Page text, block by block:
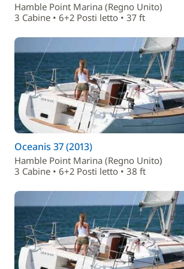
Hamble Point Marina (Regno Unito)
3 Cabine • 6+2 Posti letto • 37 ft
Oceanis 37 (2013)
Hamble Point Marina (Regno Unito)
3 Cabine • 6+2 Posti letto • 38 ft